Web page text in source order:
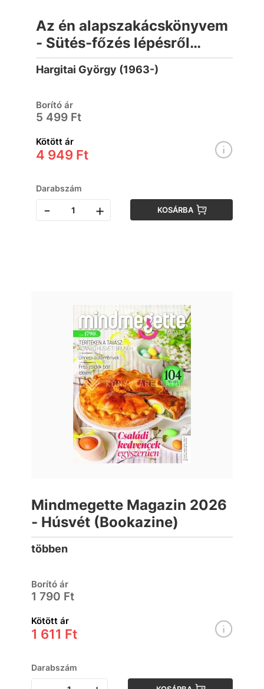
Az én alapszakácskönyvem
- Sütés-főzés lépésről
lépésre
Hargitai György (1963-)
Borító ár
5 499 Ft
Kötött ár
4 949 Ft
Darabszám
- + KOSÁRBA
Mindmegette Magazin 2026
- Húsvét (Bookazine)
többen
Borító ár
1 790 Ft
Kötött ár
1 611 Ft
Darabszám